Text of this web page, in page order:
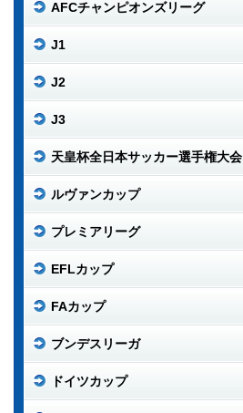
AFCチャンピオンズリーグ
J1
J2
J3
天皇杯全日本サッカー選手権大会
ルヴァンカップ
プレミアリーグ
EFLカップ
FAカップ
ブンデスリーガ
ドイツカップ